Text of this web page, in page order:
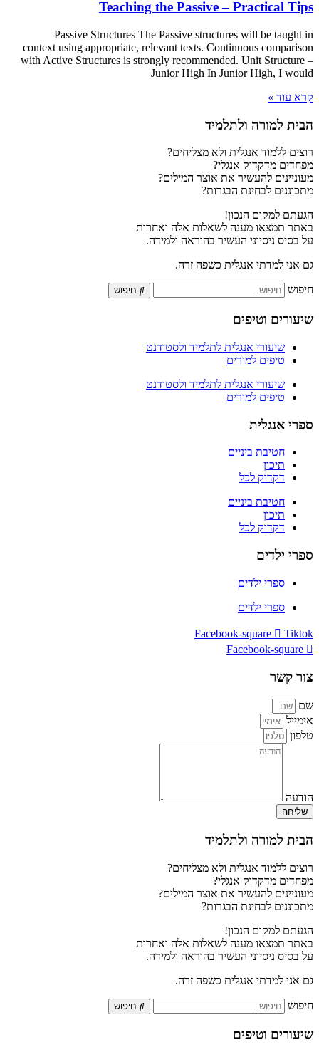
Teaching the Passive – Practical Tips
Passive Structures The Passive structures will be taught in
context using appropriate, relevant texts. Continuous comparison
with Active Structures is strongly recommended. Unit Structure –
Junior High In Junior High, I would
קרא עוד »
הבית למורה ולתלמיד
רוצים ללמוד אנגלית ולא מצליחים?
מפחדים מדקדוק אנגלי?
מעוניינים להעשיר את אוצר המילים?
מתכוננים לבחינת הבגרות?
הגעתם למקום הנכון!
באתר תמצאו מענה לשאלות אלה ואחרות
על בסיס ניסיוני העשיר בהוראה ולמידה.
גם אני למדתי אנגלית כשפה זרה.
חיפוש חיפוש
שיעורים וטיפים
שיעורי אנגלית לתלמיד ולסטודנט
טיפים למורים
שיעורי אנגלית לתלמיד ולסטודנט
טיפים למורים
ספרי אנגלית
חטיבת ביניים
תיכון
דקדוק לכל
חטיבת ביניים
תיכון
דקדוק לכל
ספרי ילדים
ספרי ילדים
ספרי ילדים
Facebook-square
Tiktok
Facebook-square
צור קשר
שם
אימייל
טלפון
הודעה
שליחה
הבית למורה ולתלמיד
רוצים ללמוד אנגלית ולא מצליחים?
מפחדים מדקדוק אנגלי?
מעוניינים להעשיר את אוצר המילים?
מתכוננים לבחינת הבגרות?
הגעתם למקום הנכון!
באתר תמצאו מענה לשאלות אלה ואחרות
על בסיס ניסיוני העשיר בהוראה ולמידה.
גם אני למדתי אנגלית כשפה זרה.
חיפוש חיפוש
שיעורים וטיפים